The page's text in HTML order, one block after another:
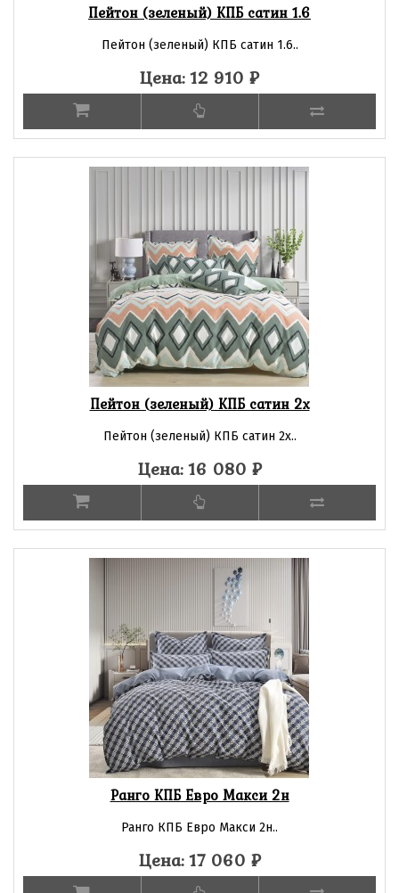
Пейтон (зеленый) КПБ сатин 1.6
Пейтон (зеленый) КПБ сатин 1.6..
Цена: 12 910 ₽
Пейтон (зеленый) КПБ сатин 2х
Пейтон (зеленый) КПБ сатин 2х..
Цена: 16 080 ₽
Ранго КПБ Евро Макси 2н
Ранго КПБ Евро Макси 2н..
Цена: 17 060 ₽